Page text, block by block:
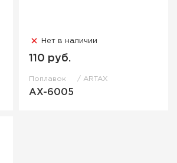
Нет в наличии
110 руб.
Поплавок ARTAX
AX-6005